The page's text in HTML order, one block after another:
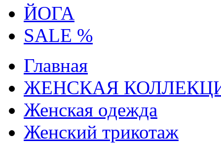
ЙОГА
SALE %
Главная
ЖЕНСКАЯ
Женская одежда
Женский трикотаж